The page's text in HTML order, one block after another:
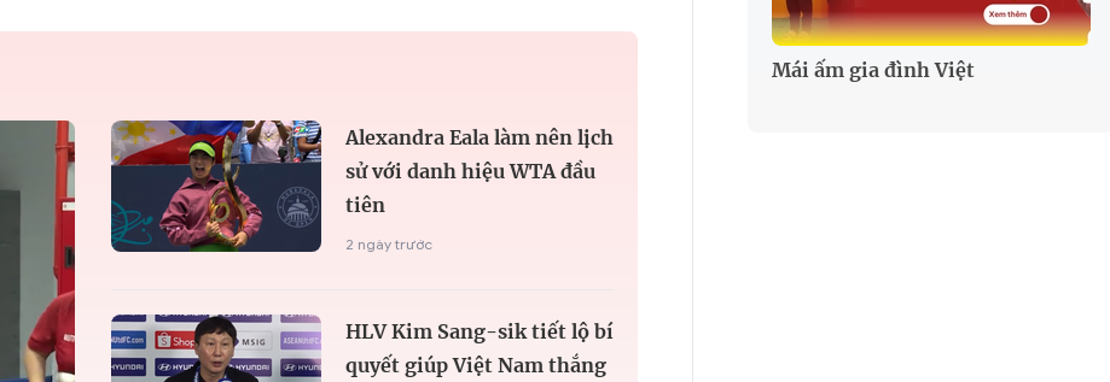
Alexandra Eala làm nên lịch
sử với danh hiệu WTA đầu
tiên
2 ngày trước
HLV Kim Sang-sik tiết lộ bí
quyết giúp Việt Nam thắng
Mái ấm gia đình Việt